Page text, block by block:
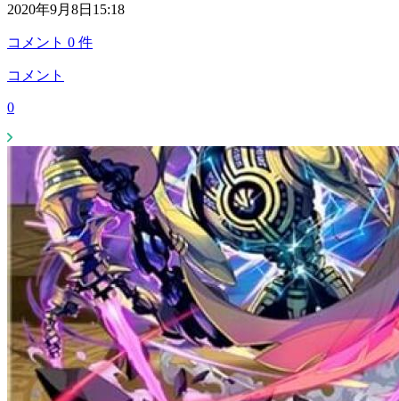
2020年9月8日15:18
コメント 0 件
コメント
0